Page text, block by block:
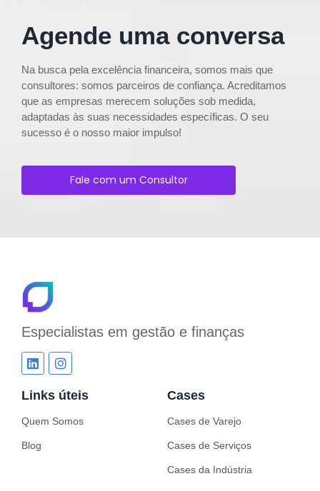
Agende uma conversa
Na busca pela excelência financeira, somos mais que
consultores: somos parceiros de confiança. Acreditamos
que as empresas merecem soluções sob medida,
adaptadas às suas necessidades específicas. O seu
sucesso é o nosso maior impulso!
Fale com um Consultor
Especialistas em gestão e finanças
Links úteis
Quem Somos
Blog
Cases
Cases de Varejo
Cases de Serviços
Cases da Indústria